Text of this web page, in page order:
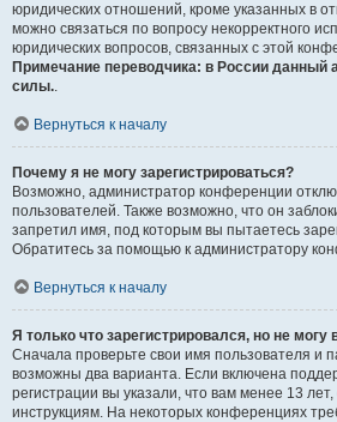
юридических отношений, кроме указанных в
можно связаться по вопросу некорректного
юридических вопросов, связанных с этой
Примечание переводчика: в России данный
силы..
Вернуться к началу
Почему я не могу зарегистрироваться?
Возможно, администратор конференции
пользователей. Также возможно, что он
запретил имя, под которым вы пытаетесь
Обратитесь за помощью к администратору
Вернуться к началу
Я только что зарегистрировался, но не могу
Сначала проверьте свои имя пользователя и
возможны два варианта. Если включена
регистрации вы указали, что вам менее 13
инструкциям. На некоторых конференциях